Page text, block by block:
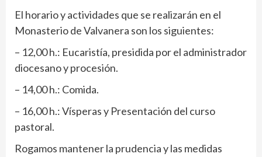
El horario y actividades que se realizarán en el
Monasterio de Valvanera son los siguientes:
– 12,00 h.: Eucaristía, presidida por el administrador
diocesano y procesión.
– 14,00 h.: Comida.
– 16,00 h.: Vísperas y Presentación del curso
pastoral.
Rogamos mantener la prudencia y las medidas